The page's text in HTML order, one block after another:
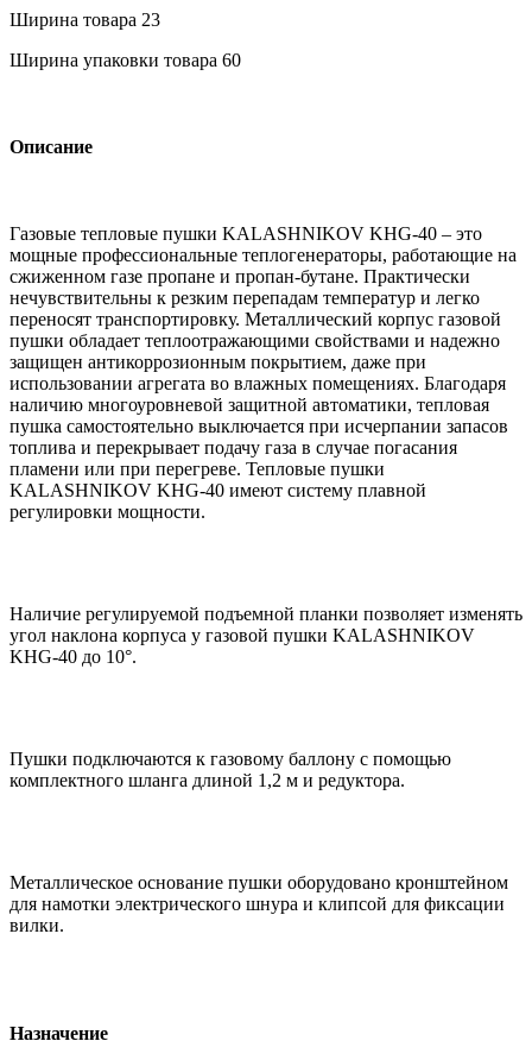
Ширина товара 23
Ширина упаковки товара 60
Описание
Газовые тепловые пушки KALASHNIKOV KHG-40 – это
мощные профессиональные теплогенераторы, работающие на
сжиженном газе пропане и пропан-бутане. Практически
нечувствительны к резким перепадам температур и легко
переносят транспортировку. Металлический корпус газовой
пушки обладает теплоотражающими свойствами и надежно
защищен антикоррозионным покрытием, даже при
использовании агрегата во влажных помещениях. Благодаря
наличию многоуровневой защитной автоматики, тепловая
пушка самостоятельно выключается при исчерпании запасов
топлива и перекрывает подачу газа в случае погасания
пламени или при перегреве. Тепловые пушки
KALASHNIKOV KHG-40 имеют систему плавной
регулировки мощности.
Наличие регулируемой подъемной планки позволяет изменять
угол наклона корпуса у газовой пушки KALASHNIKOV
KHG-40 до 10°.
Пушки подключаются к газовому баллону с помощью
комплектного шланга длиной 1,2 м и редуктора.
Металлическое основание пушки оборудовано кронштейном
для намотки электрического шнура и клипсой для фиксации
вилки.
Назначение